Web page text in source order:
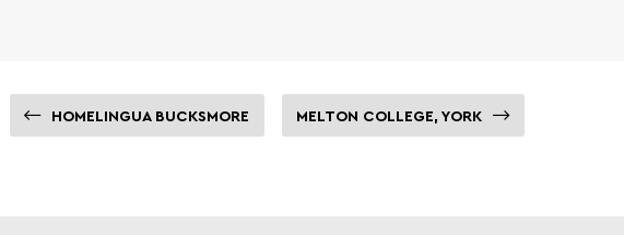
HOMELINGUA BUCKSMORE MELTON COLLEGE, YORK